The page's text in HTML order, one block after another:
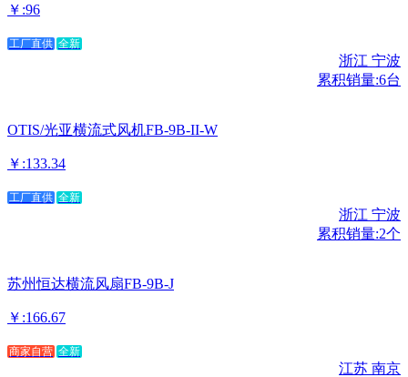
￥:96
工厂直供 全新
浙江 宁波
累积销量:6台
OTIS/光亚横流式风机FB-9B-II-W
￥:133.34
工厂直供 全新
浙江 宁波
累积销量:2个
苏州恒达横流风扇FB-9B-J
￥:166.67
商家自营 全新
江苏 南京